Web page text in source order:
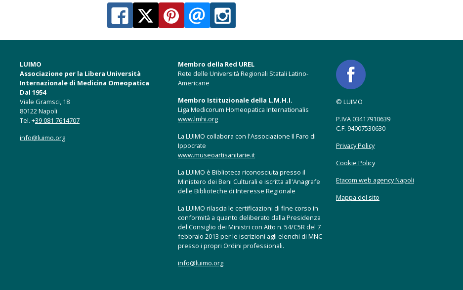
LUIMO
Associazione per la Libera Università
Internazionale di Medicina Omeopatica
Dal 1954
Viale Gramsci, 18
80122 Napoli
Tel. +39 081 7614707
info@luimo.org
Membro della Red UREL
Rete delle Università Regionali Statali Latino-
Americane
Membro Istituzionale della L.M.H.I.
Liga Medicorum Homeopatica Internationalis
www.lmhi.org
La LUIMO collabora con l'Associazione Il Faro di
Ippocrate
www.museoartisanitarie.it
La LUIMO è Biblioteca riconosciuta presso il
Ministero dei Beni Culturali e iscritta all'Anagrafe
delle Biblioteche di Interesse Regionale
La LUIMO rilascia le certificazioni di fine corso in
conformità a quanto deliberato dalla Presidenza
del Consiglio dei Ministri con Atto n. 54/C5R del 7
febbraio 2013 per le iscrizioni agli elenchi di MNC
presso i propri Ordini professionali.
info@luimo.org
© LUIMO
P.IVA 03417910639
C.F. 94007530630
Privacy Policy
Cookie Policy
Etacom web agency Napoli
Mappa del sito